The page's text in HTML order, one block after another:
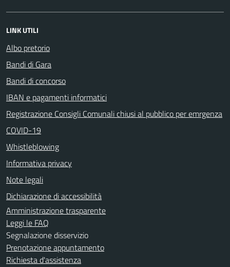
LINK UTILI
Albo pretorio
Bandi di Gara
Bandi di concorso
IBAN e pagamenti informatici
Registrazione Consigli Comunali chiusi al pubblico per emrgenza
COVID-19
Whistleblowing
Informativa privacy
Note legali
Dichiarazione di accessibilità
Amministrazione trasparente
Leggi le FAQ
Segnalazione disservizio
Prenotazione appuntamento
Richiesta d'assistenza